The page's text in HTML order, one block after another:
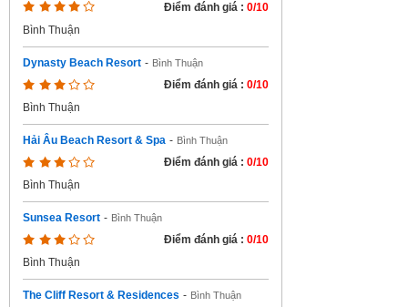
Điểm đánh giá : 0/10
Bình Thuận
Dynasty Beach Resort - Bình Thuận
Điểm đánh giá : 0/10
Bình Thuận
Hải Âu Beach Resort & Spa - Bình Thuận
Điểm đánh giá : 0/10
Bình Thuận
Sunsea Resort - Bình Thuận
Điểm đánh giá : 0/10
Bình Thuận
The Cliff Resort & Residences - Bình Thuận